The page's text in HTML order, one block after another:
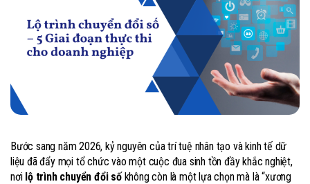
Bước sang năm 2026, kỷ nguyên của trí tuệ nhân tạo và kinh tế dữ
liệu đã đẩy mọi tổ chức vào một cuộc đua sinh tồn đầy khắc nghiệt,
nơi lộ trình chuyển đổi sốkhông còn là một lựa chọn mà là “xương